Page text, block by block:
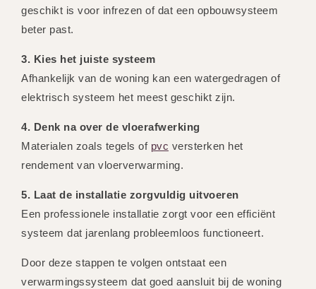
geschikt is voor infrezen of dat een opbouwsysteem
beter past.
3. Kies het juiste systeem
Afhankelijk van de woning kan een watergedragen of
elektrisch systeem het meest geschikt zijn.
4. Denk na over de vloerafwerking
Materialen zoals tegels of pvc versterken het
rendement van vloerverwarming.
5. Laat de installatie zorgvuldig uitvoeren
Een professionele installatie zorgt voor een efficiënt
systeem dat jarenlang probleemloos functioneert.
Door deze stappen te volgen ontstaat een
verwarmingssysteem dat goed aansluit bij de woning